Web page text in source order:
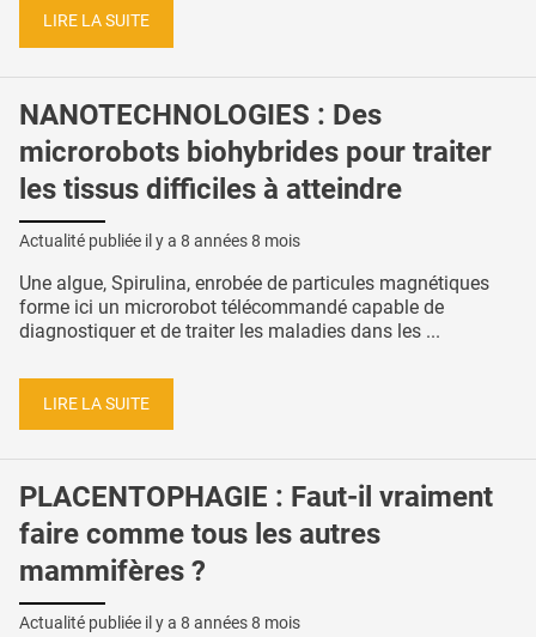
LIRE LA SUITE
NANOTECHNOLOGIES : Des
microrobots biohybrides pour traiter
les tissus difficiles à atteindre
Actualité publiée il y a 8 années 8 mois
Une algue, Spirulina, enrobée de particules magnétiques
forme ici un microrobot télécommandé capable de
diagnostiquer et de traiter les maladies dans les ...
LIRE LA SUITE
PLACENTOPHAGIE : Faut-il vraiment
faire comme tous les autres
mammifères ?
Actualité publiée il y a 8 années 8 mois